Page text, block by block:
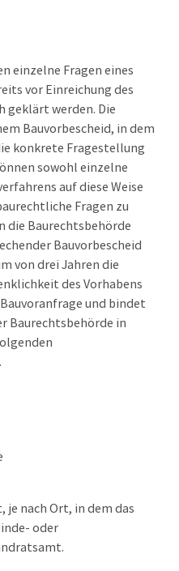
einzelne Fragen eines
vor Einreichung des
geklärt werden. Die
Bauvorbescheid, in dem
konkrete Fragestellung
sowohl einzelne
auf diese Weise
Fragen zu
die Baurechtsbehörde
Bauvorbescheid
von drei Jahren die
des Vorhabens
und bindet
Baurechtsbehörde in
je nach Ort, in dem das
oder